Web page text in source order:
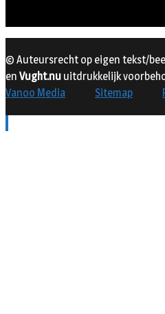
© Auteursrecht op eigen tekst/
en Vught.nu uitdrukkelijk
Vanoo Media
Sitemap